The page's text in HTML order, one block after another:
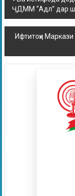
ҶДММ “Адл” дар
Ифтитоҳи